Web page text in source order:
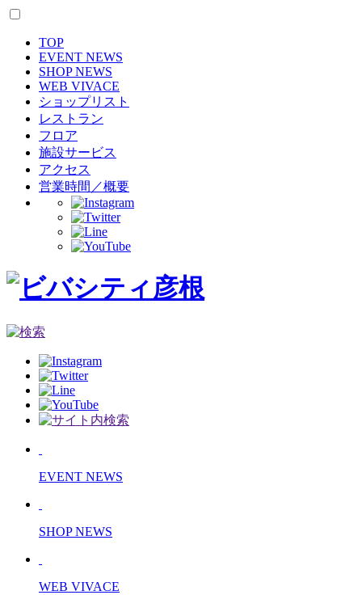
TOP
EVENT NEWS
SHOP NEWS
WEB VIVACE
ショップリスト
レストラン
フロア
施設サービス
アクセス
営業時間／概要
EVENT NEWS
SHOP NEWS
WEB VIVACE